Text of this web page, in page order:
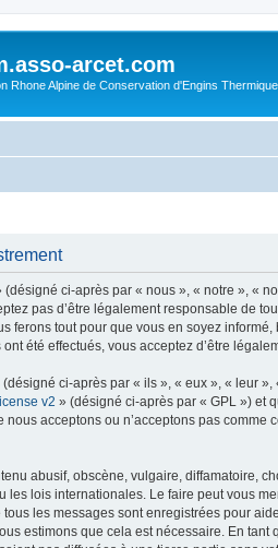
arcet.com
Rhone Alpine de Conservation d'Engins
ci-après par « nous », « notre », «
pas d’être légalement responsable de
ferons tout pour que vous en soyez
été effectués, vous acceptez d’être
ci-après par « ils », « eux », « leur
v2 » (désigné ci-après par « GPL ») et
nous acceptons ou n’acceptons pas
abusif, obscène, vulgaire, diffamatoire,
les lois internationales. Le faire peut vous
les messages sont enregistrées pour
estimons que cela est nécessaire. En